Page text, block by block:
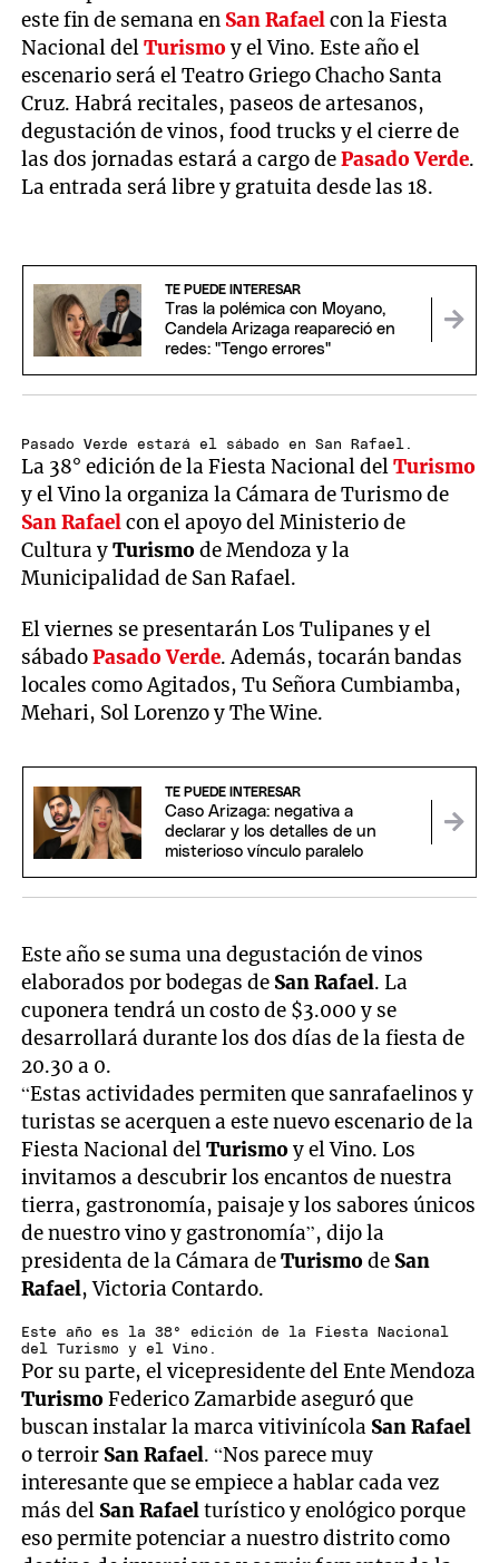
este fin de semana en San Rafaelcon la Fiesta
Nacional delTurismoy el Vino. Este año el
escenario será el Teatro Griego Chacho Santa
Cruz. Habrá recitales, paseos de artesanos,
degustación de vinos, food trucks y el cierre de
las dos jornadas estará a cargo dePasado Verde.
La entrada será libre y gratuita desde las 18.
TE PUEDE INTERESAR
Tras la polémica con Moyano,
Candela Arizaga reapareció en
redes: "Tengo errores"
Pasado Verde estará el sábado en San Rafael.
La 38° edición de la Fiesta Nacional delTurismo
y el Vino la organiza la Cámara de Turismo de
San Rafaelcon el apoyo del Ministerio de
Cultura yTurismode Mendoza y la
Municipalidad de San Rafael.
El viernes se presentarán Los Tulipanes y el
sábadoPasado Verde. Además, tocarán bandas
locales como Agitados, Tu Señora Cumbiamba,
Mehari, Sol Lorenzo y The Wine.
TE PUEDE INTERESAR
Caso Arizaga: negativa a
declarar y los detalles de un
misterioso vínculo paralelo
Este año se suma una degustación de vinos
elaborados por bodegas de San Rafael. La
cuponera tendrá un costo de $3.000 y se
desarrollará durante los dos días de la fiesta de
20.30 a 0.
“Estas actividades permiten que sanrafaelinos y
turistas se acerquen a este nuevo escenario de la
Fiesta Nacional delTurismoy el Vino. Los
invitamos a descubrir los encantos de nuestra
tierra, gastronomía, paisaje y los sabores únicos
de nuestro vino y gastronomía”, dijo la
presidenta de la Cámara deTurismode San
Rafael, Victoria Contardo.
Este año es la 38° edición de la Fiesta Nacional
del Turismo y el Vino.
Por su parte, el vicepresidente del Ente Mendoza
TurismoFederico Zamarbide aseguró que
buscan instalar la marca vitivinícola San Rafael
o terroir San Rafael. “Nos parece muy
interesante que se empiece a hablar cada vez
más del San Rafaelturístico y enológico porque
eso permite potenciar a nuestro distrito como